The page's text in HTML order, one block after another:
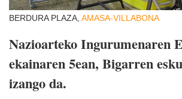
BERDURA PLAZA, AMASA-VILLABONA
Nazioarteko Ingurumenaren
ekainaren 5ean, Bigarren
izango da.